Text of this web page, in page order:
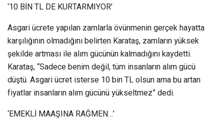
‘10 BİN TL DE KURTARMIYOR’
Asgari ücrete yapılan zamlarla övünmenin gerçek hayatta
karşılığının olmadığını belirten Karataş, zamların yüksek
şekilde artması ile alım gücünün kalmadığını kaydetti.
Karataş, “Sadece benim değil, tüm insanların alım gücü
düştü. Asgari ücret isterse 10 bin TL olsun ama bu artan
fiyatlar insanların alım gücünü yükseltmez” dedi.
‘EMEKLİ MAAŞINA RAĞMEN…’